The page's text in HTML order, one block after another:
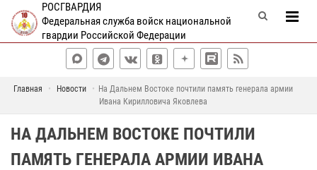
РОСГВАРДИЯ
Федеральная служба войск национальной
гвардии Российской Федерации
Главная Новости
На Дальнем Востоке почтили память генерала армии
Ивана Кирилловича Яковлева
НА ДАЛЬНЕМ ВОСТОКЕ ПОЧТИЛИ
ПАМЯТЬ ГЕНЕРАЛА АРМИИ ИВАНА